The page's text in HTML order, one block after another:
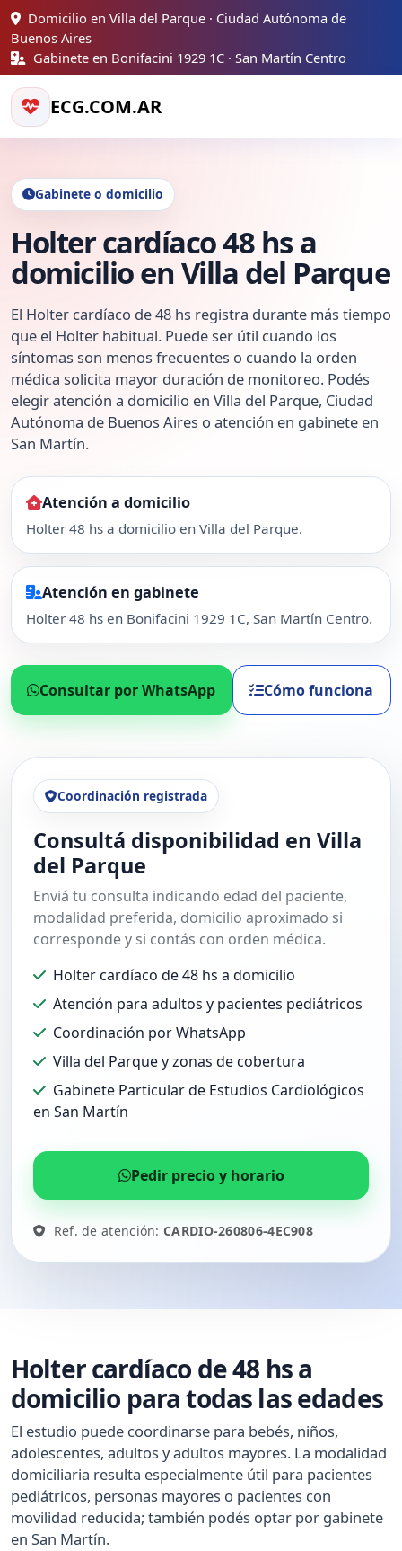
Domicilio en Villa del Parque · Ciudad Autónoma de
Buenos Aires
Gabinete en Bonifacini 1929 1C · San Martín Centro
ECG.COM.AR
Gabinete o domicilio
Holter cardíaco 48 hs a
domicilio en Villa del Parque
El Holter cardíaco de 48 hs registra durante más tiempo
que el Holter habitual. Puede ser útil cuando los
síntomas son menos frecuentes o cuando la orden
médica solicita mayor duración de monitoreo. Podés
elegir atención a domicilio en Villa del Parque, Ciudad
Autónoma de Buenos Aires o atención en gabinete en
San Martín.
Atención a domicilio
Holter 48 hs a domicilio en Villa del Parque.
Atención en gabinete
Holter 48 hs en Bonifacini 1929 1C, San Martín Centro.
Consultar por WhatsApp Cómo funciona
Coordinación registrada
Consultá disponibilidad en Villa
del Parque
Enviá tu consulta indicando edad del paciente,
modalidad preferida, domicilio aproximado si
corresponde y si contás con orden médica.
Holter cardíaco de 48 hs a domicilio
Atención para adultos y pacientes pediátricos
Coordinación por WhatsApp
Villa del Parque y zonas de cobertura
Gabinete Particular de Estudios Cardiológicos
en San Martín
Pedir precio y horario
Ref. de atención:CARDIO-260806-4EC908
Holter cardíaco de 48 hs a
domicilio para todas las edades
El estudio puede coordinarse para bebés, niños,
adolescentes, adultos y adultos mayores. La modalidad
domiciliaria resulta especialmente útil para pacientes
pediátricos, personas mayores o pacientes con
movilidad reducida; también podés optar por gabinete
en San Martín.